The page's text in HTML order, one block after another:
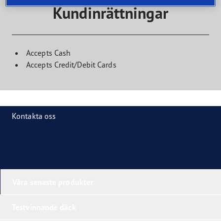
Kundinrättningar
Accepts Cash
Accepts Credit/Debit Cards
Kontakta oss